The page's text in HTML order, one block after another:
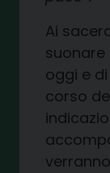
Ai
suonare
oggi e
corso